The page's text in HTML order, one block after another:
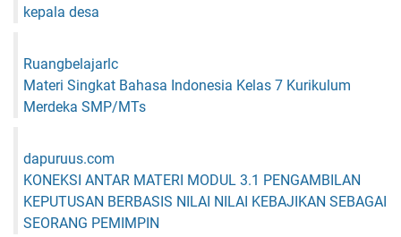
kepala desa
Ruangbelajarlc
Materi Singkat Bahasa Indonesia Kelas 7 Kurikulum
Merdeka SMP/MTs
dapuruus.com
KONEKSI ANTAR MATERI MODUL 3.1 PENGAMBILAN
KEPUTUSAN BERBASIS NILAI NILAI KEBAJIKAN SEBAGAI
SEORANG PEMIMPIN